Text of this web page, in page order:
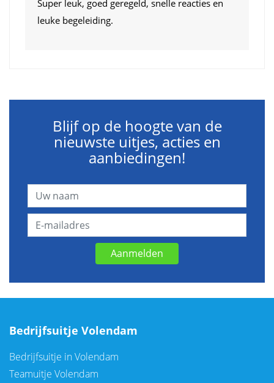
Super leuk, goed geregeld, snelle reacties en
leuke begeleiding.
Blijf op de hoogte van de
nieuwste uitjes, acties en
aanbiedingen!
Aanmelden
Bedrijfsuitje Volendam
Bedrijfsuitje in Volendam
Teamuitje Volendam